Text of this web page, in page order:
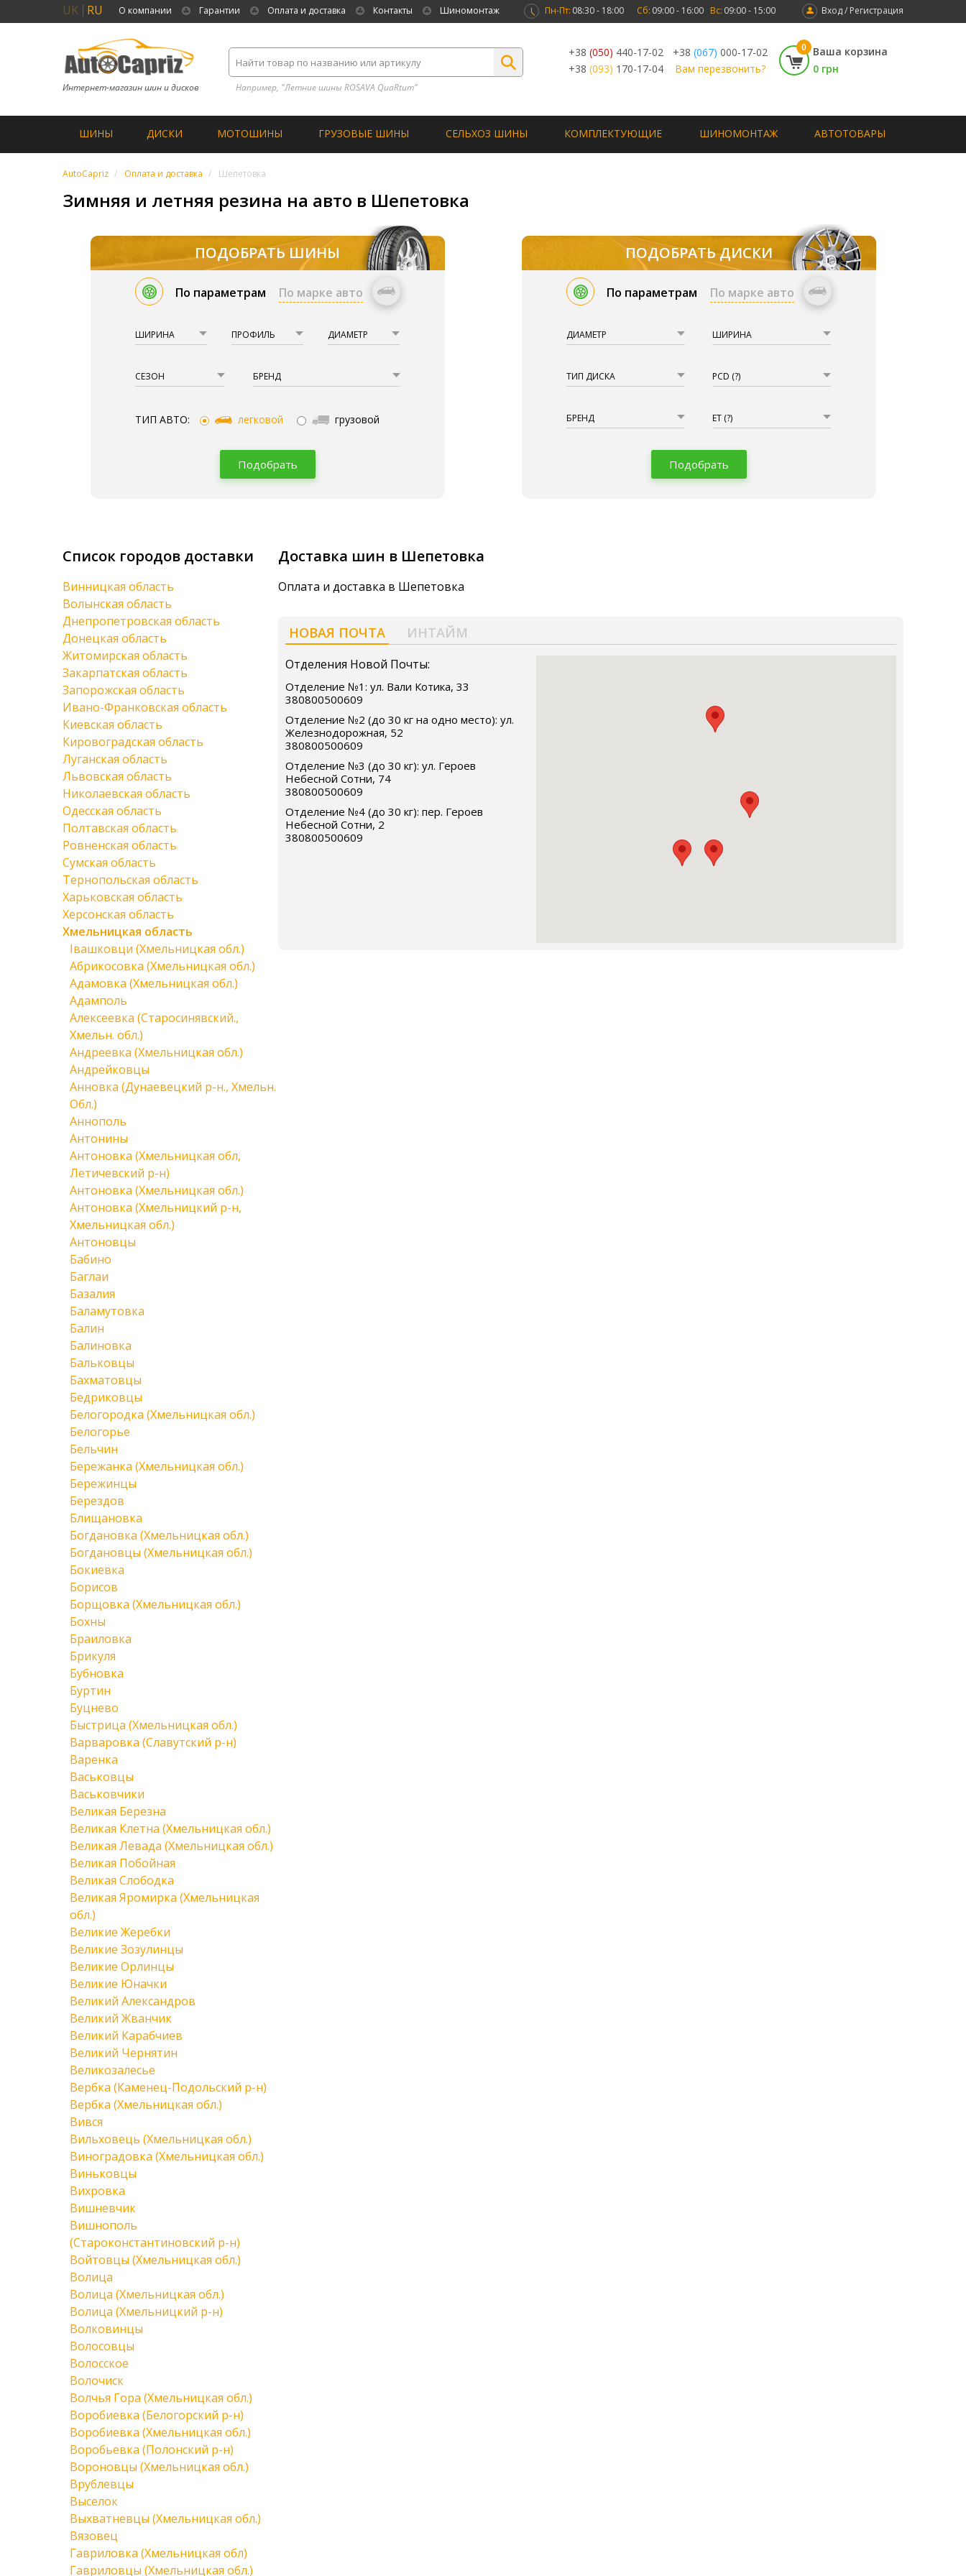
UK RU О компании Гарантии Оплата и доставка Контакты Шиномонтаж Вход / Регистрация
Пн-Пт: 08:30 - 18:00 Сб: 09:00 - 16:00 Вс: 09:00 - 15:00
Интернет-магазин шин и дисков Например, "Летние шины ROSAVA QuaRtum”
+38 (050) 440-17-02 +38 (067) 000-17-02
+38 (093) 170-17-04 Вам перезвонить?
0
Ваша корзина
0 грн
ШИНЫ ДИСКИ МОТОШИНЫ ГРУЗОВЫЕ ШИНЫ СЕЛЬХОЗ ШИНЫ КОМПЛЕКТУЮЩИЕ ШИНОМОНТАЖ АВТОТОВАРЫ
AutoCapriz Оплата и доставка Шепетовка
Зимняя и летняя резина на авто в Шепетовка
ПОДОБРАТЬ ШИНЫ
По параметрам По марке авто
ШИРИНА ПРОФИЛЬ ДИАМЕТР
СЕЗОН БРЕНД
ТИП АВТО: легковой грузовой
Подобрать
ПОДОБРАТЬ ДИСКИ
По параметрам По марке авто
ДИАМЕТР ШИРИНА
ТИП ДИСКА PCD (?)
БРЕНД ET (?)
Подобрать
Доставка шин в Шепетовка
Оплата и доставка в Шепетовка
НОВАЯ ПОЧТА ИНТАЙМ
Отделения Новой Почты:
Отделение №1: ул. Вали Котика, 33
380800500609
Отделение №2 (до 30 кг на одно место): ул.
Железнодорожная, 52
380800500609
Отделение №3 (до 30 кг): ул. Героев
Небесной Сотни, 74
380800500609
Отделение №4 (до 30 кг): пер. Героев
Небесной Сотни, 2
380800500609
Список городов доставки
Винницкая область
Волынская область
Днепропетровская область
Донецкая область
Житомирская область
Закарпатская область
Запорожская область
Ивано-Франковская область
Киевская область
Кировоградская область
Луганская область
Львовская область
Николаевская область
Одесская область
Полтавская область
Ровненская область
Сумская область
Тернопольская область
Харьковская область
Херсонская область
Хмельницкая область
Івашковци (Хмельницкая обл.)
Абрикосовка (Хмельницкая обл.)
Адамовка (Хмельницкая обл.)
Адамполь
Алексеевка (Старосинявский.,
Хмельн. обл.)
Андреевка (Хмельницкая обл.)
Андрейковцы
Анновка (Дунаевецкий р-н., Хмельн.
Обл.)
Аннополь
Антонины
Антоновка (Хмельницкая обл,
Летичевский р-н)
Антоновка (Хмельницкая обл.)
Антоновка (Хмельницкий р-н,
Хмельницкая обл.)
Антоновцы
Бабино
Баглаи
Базалия
Баламутовка
Балин
Балиновка
Бальковцы
Бахматовцы
Бедриковцы
Белогородка (Хмельницкая обл.)
Белогорье
Бельчин
Бережанка (Хмельницкая обл.)
Бережинцы
Берездов
Блищановка
Богдановка (Хмельницкая обл.)
Богдановцы (Хмельницкая обл.)
Бокиевка
Борисов
Борщовка (Хмельницкая обл.)
Бохны
Браиловка
Брикуля
Бубновка
Буртин
Буцнево
Быстрица (Хмельницкая обл.)
Варваровка (Славутский р-н)
Варенка
Васьковцы
Васьковчики
Великая Березна
Великая Клетна (Хмельницкая обл.)
Великая Левада (Хмельницкая обл.)
Великая Побойная
Великая Слободка
Великая Яромирка (Хмельницкая
обл.)
Великие Жеребки
Великие Зозулинцы
Великие Орлинцы
Великие Юначки
Великий Александров
Великий Жванчик
Великий Карабчиев
Великий Чернятин
Великозалесье
Вербка (Каменец-Подольский р-н)
Вербка (Хмельницкая обл.)
Вився
Вильховець (Хмельницкая обл.)
Виноградовка (Хмельницкая обл.)
Виньковцы
Вихровка
Вишневчик
Вишнополь
(Староконстантиновский р-н)
Войтовцы (Хмельницкая обл.)
Волица
Волица (Хмельницкая обл.)
Волица (Хмельницкий р-н)
Волковинцы
Волосовцы
Волосское
Волочиск
Волчья Гора (Хмельницкая обл.)
Воробиевка (Белогорский р-н)
Воробиевка (Хмельницкая обл.)
Воробьевка (Полонский р-н)
Вороновцы (Хмельницкая обл.)
Врублевцы
Выселок
Выхватневцы (Хмельницкая обл.)
Вязовец
Гавриловка (Хмельницкая обл)
Гавриловцы (Хмельницкая обл.)